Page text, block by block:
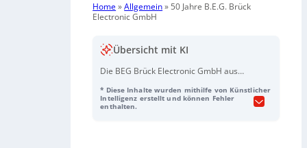
Home»Allgemein» 50 Jahre B.E.G. Brück
Electronic GmbH
Übersicht mit KI
Die BEG Brück Electronic GmbH aus
als familiengeführtes Unternehmen.
Ursprünglich mit der Herstellung von
* Diese Inhalte wurden mithilfe von Künstlicher
Intelligenz erstellt und können Fehler
enthalten.